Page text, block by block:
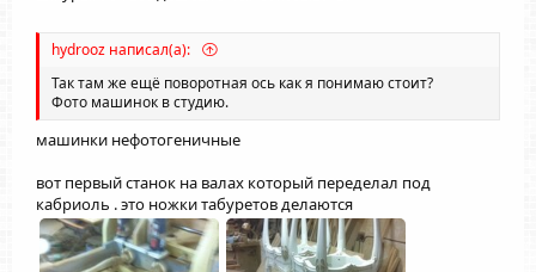
hydrooz написал(а):
Так там же ещё поворотная ось как я понимаю стоит?
Фото машинок в студию.
машинки нефотогеничные
вот первый станок на валах который переделал под
кабриоль . это ножки табуретов делаются